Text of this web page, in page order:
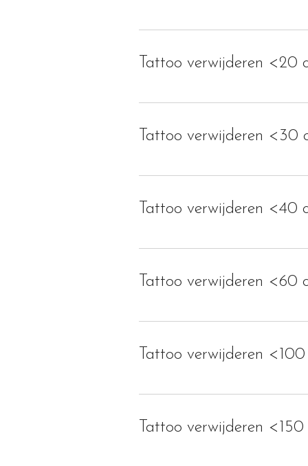
Tattoo verwijderen <20
Tattoo verwijderen <30
Tattoo verwijderen <40
Tattoo verwijderen <60
Tattoo verwijderen <100
Tattoo verwijderen <150